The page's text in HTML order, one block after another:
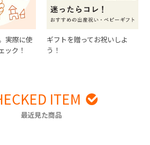
実際に使
ック！
ギフトを贈ってお祝いしよ
う！
ITEM
最近見た商品